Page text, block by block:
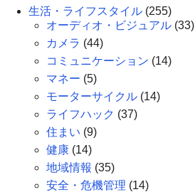
生活・ライフスタイル (255)
オーディオ・ビジュアル (33)
カメラ (44)
コミュニケーション (14)
マネー (5)
モーターサイクル (14)
ライフハック (37)
住まい (9)
健康 (14)
地域情報 (35)
安全・危機管理 (14)